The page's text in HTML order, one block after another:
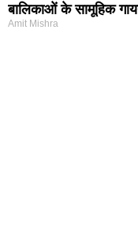
बालिकाओं के सामूहिक
Amit Mishra